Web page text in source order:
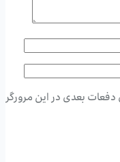
دفعات بعدی در این مرورگر